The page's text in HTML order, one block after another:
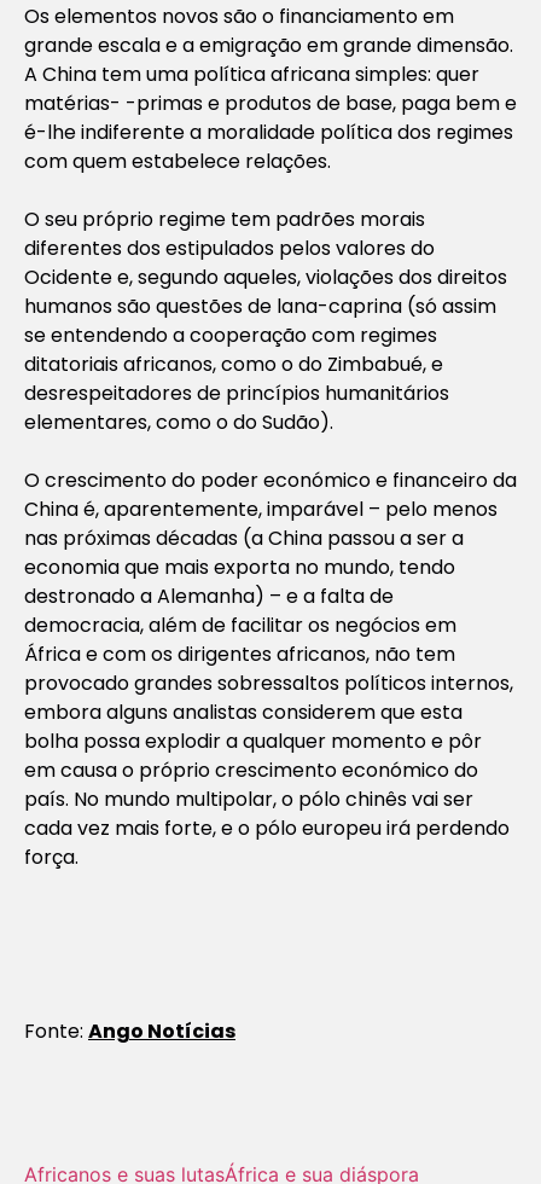
Os elementos novos são o financiamento em
grande escala e a emigração em grande dimensão.
A China tem uma política africana simples: quer
matérias- -primas e produtos de base, paga bem e
é-lhe indiferente a moralidade política dos regimes
com quem estabelece relações.
O seu próprio regime tem padrões morais
diferentes dos estipulados pelos valores do
Ocidente e, segundo aqueles, violações dos direitos
humanos são questões de lana-caprina (só assim
se entendendo a cooperação com regimes
ditatoriais africanos, como o do Zimbabué, e
desrespeitadores de princípios humanitários
elementares, como o do Sudão).
O crescimento do poder económico e financeiro da
China é, aparentemente, imparável – pelo menos
nas próximas décadas (a China passou a ser a
economia que mais exporta no mundo, tendo
destronado a Alemanha) – e a falta de
democracia, além de facilitar os negócios em
África e com os dirigentes africanos, não tem
provocado grandes sobressaltos políticos internos,
embora alguns analistas considerem que esta
bolha possa explodir a qualquer momento e pôr
em causa o próprio crescimento económico do
país. No mundo multipolar, o pólo chinês vai ser
cada vez mais forte, e o pólo europeu irá perdendo
força.
Fonte: Ango Notícias
Africanos e suas lutasÁfrica e sua diáspora